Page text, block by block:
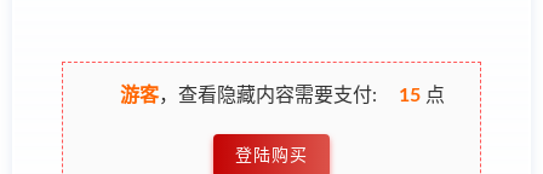
游客，查看隐藏内容需要支付: 15 点
登陆购买